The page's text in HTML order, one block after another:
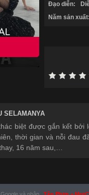
Đạo diễn:
Năm sản xuất:
SELAMANYA
biệt được gắn kết
thời gian và nỗi đau
16 năm sau,…